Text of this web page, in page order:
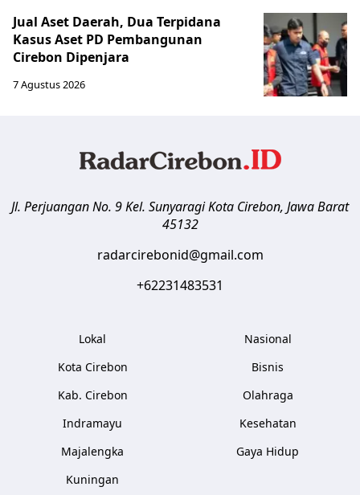
Jual Aset Daerah, Dua Terpidana
Kasus Aset PD Pembangunan
Cirebon Dipenjara
7 Agustus 2026
Jl. Perjuangan No. 9 Kel. SunyaragiKota Cirebon, Jawa Barat
45132
radarcirebonid@gmail.com
+62231483531
Lokal
Kota Cirebon
Kab. Cirebon
Indramayu
Majalengka
Kuningan
Nasional
Bisnis
Olahraga
Kesehatan
Gaya Hidup